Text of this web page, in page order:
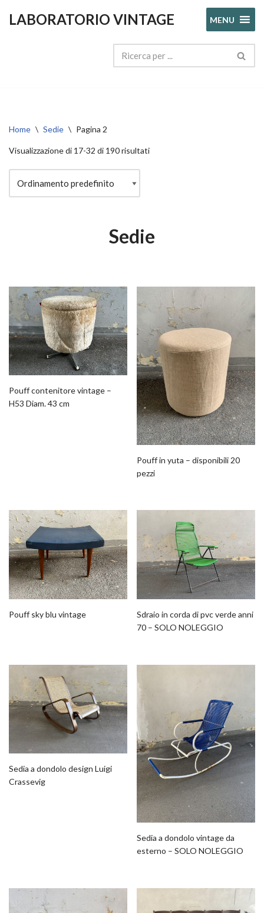
LABORATORIO VINTAGE MENU
Home \ Sedie \ Pagina 2
Visualizzazione di 17-32 di 190 risultati
Sedie
Pouff contenitore vintage –
H53 Diam. 43 cm
Pouff in yuta – disponibili 20
pezzi
Pouff sky blu vintage
Sdraio in corda di pvc verde anni
70 – SOLO NOLEGGIO
Sedia a dondolo design Luigi
Crassevig
Sedia a dondolo vintage da
esterno – SOLO NOLEGGIO